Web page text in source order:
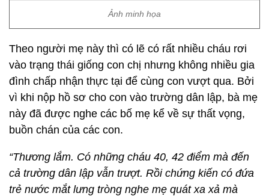
Ảnh minh họa
Theo người mẹ này thì có lẽ có rất nhiều cháu rơi
vào trạng thái giống con chị nhưng không nhiều gia
đình chấp nhận thực tại để cùng con vượt qua. Bởi
vì khi nộp hồ sơ cho con vào trường dân lập, bà mẹ
này đã được nghe các bố mẹ kể về sự thất vọng,
buồn chán của các con.
“Thương lắm. Có những cháu 40, 42 điểm mà đến
cả trường dân lập vẫn trượt. Rồi chứng kiến có đứa
trẻ nước mắt lưng tròng nghe mẹ quát xa xả mà